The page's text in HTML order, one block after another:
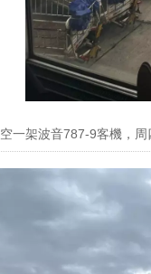
一架波音787-9客機，